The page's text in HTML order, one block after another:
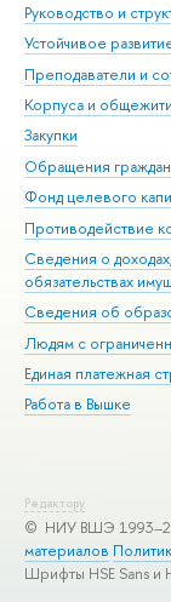
Руководство и
Устойчивое
Преподаватели и
Корпуса и
Закупки
Обращения
Фонд целевого
Противодействие
Сведения о
обязательствах
Сведения об
Людям с
Единая платежная
Работа в Вышке
Редактору
© НИУ ВШЭ
материалов
Шрифты HSE Sans и